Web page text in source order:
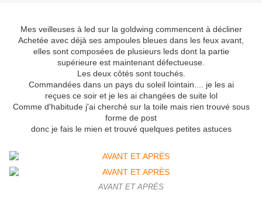
Mes veilleuses à led sur la goldwing commencent à décliner
Achetée avec déjà ses ampoules bleues dans les feux avant,
elles sont composées de plusieurs leds dont la partie
supérieure est maintenant défectueuse.
Les deux côtés sont touchés.
Commandées dans un pays du soleil lointain.... je les ai
reçues ce soir etje les ai changées de suite lol
Comme d'habitude j'ai cherché sur la toile mais rien trouvé sous
forme de post
donc je fais le mien et trouvé quelques petites astuces
AVANT ET APRÈS